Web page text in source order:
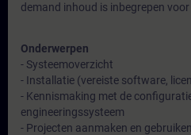
demand inhoud is inbegrepen voor
Onderwerpen
- Systeemoverzicht
- Installatie (vereiste software,
- Kennismaking met de
engineeringssysteem
- Projecten aanmaken en gebruiken